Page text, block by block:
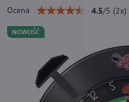
NOWOŚĆ
Ocena 4.5/5 (2x)